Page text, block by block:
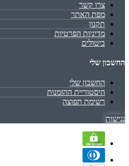
צרו קשר
מפת האתר
תקנון
מדיניות הפרטיות
ביטולים
החשבון שלי
החשבון שלי
היסטוריית ההזמנות
רשימת תפוצה
נגישות